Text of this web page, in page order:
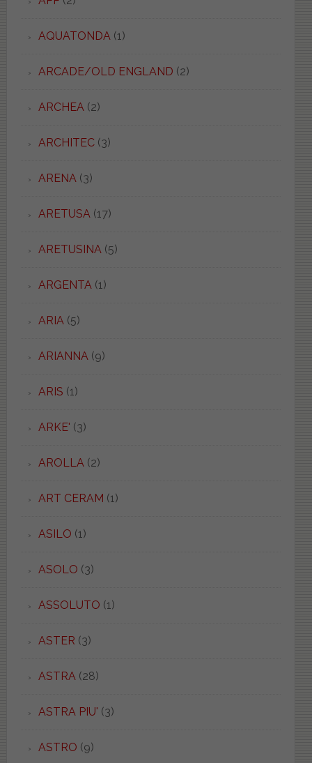
AQUATONDA (1)
ARCADE/OLD ENGLAND (2)
ARCHEA (2)
ARCHITEC(3)
ARENA (3)
ARETUSA (17)
ARETUSINA (5)
ARGENTA (1)
ARIA (5)
ARIANNA (9)
ARIS (1)
ARKE' (3)
AROLLA (2)
ART CERAM (1)
ASILO (1)
ASOLO (3)
ASSOLUTO (1)
ASTER (3)
ASTRA (28)
ASTRA PIU' (3)
ASTRO (9)